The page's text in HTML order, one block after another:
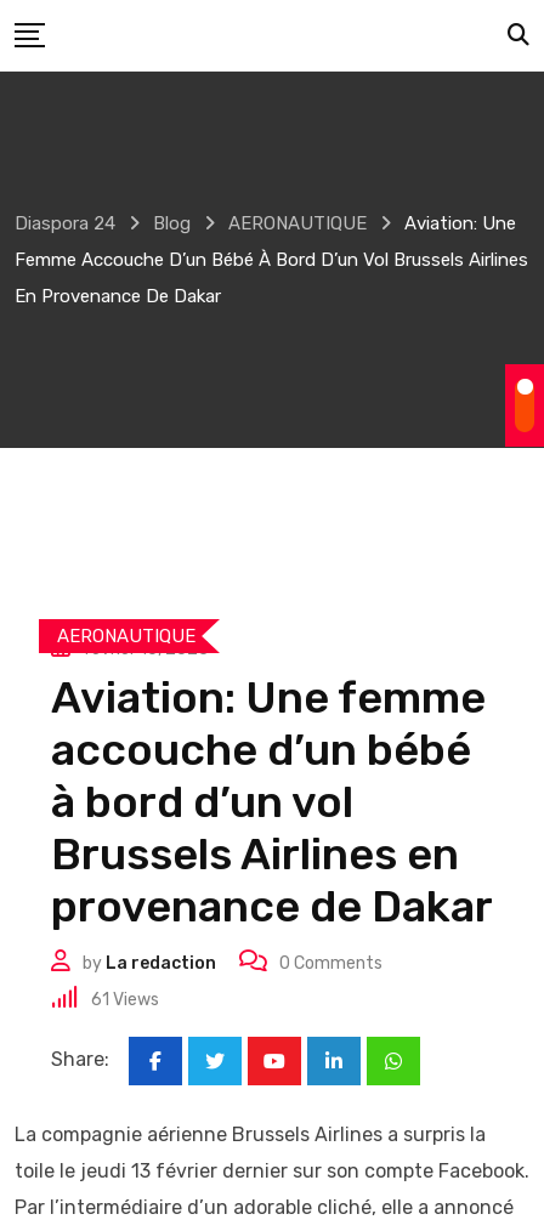
to
Diaspora 24 Blog AERONAUTIQUE
Aviation: Une
Femme Accouche D’un Bébé À Bord D’un Vol Brussels Airlines
En Provenance De Dakar
AERONAUTIQUE
février 16, 2025
Aviation: Une femme
accouche d’un bébé
à bord d’un vol
Brussels Airlines en
provenance de Dakar
by La redaction 0 Comments
61 Views
Share:
LinkedInWhatsapp
La compagnie aérienne Brussels Airlines a surpris la
toile le jeudi 13 février dernier sur son compte Facebook.
Par l’intermédiaire d’un adorable cliché, elle a annoncé